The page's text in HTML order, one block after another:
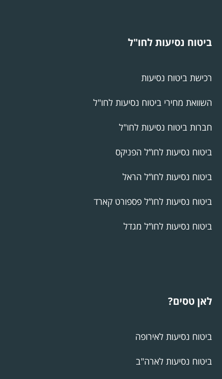
ביטוח נסיעות לחו"ל
רכישת ביטוח נסיעות
השוואת מחירי ביטוח נסיעות לחו"ל
חברות ביטוח נסיעות לחו"ל
ביטוח נסיעות לחו”ל הפניקס
ביטוח נסיעות לחו”ל הראל
ביטוח נסיעות לחו”ל פספורט קארד
ביטוח נסיעות לחו”ל מגדל
לאן טסים?
ביטוח נסיעות לאירופה
ביטוח נסיעות לארה"ב